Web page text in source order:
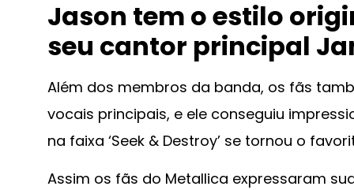
Jason tem o estilo
seu cantor principal
Além dos membros da banda, os fãs
vocais principais, e ele conseguiu
na faixa ‘Seek & Destroy’ se tornou o
Assim os fãs do Metallica expressaram